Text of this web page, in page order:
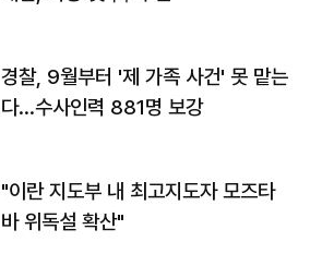
경찰, 9월부터 '제 가족 사건' 못 맡는
다…수사인력 881명 보강
"이란 지도부 내 최고지도자 모즈타
바 위독설 확산"